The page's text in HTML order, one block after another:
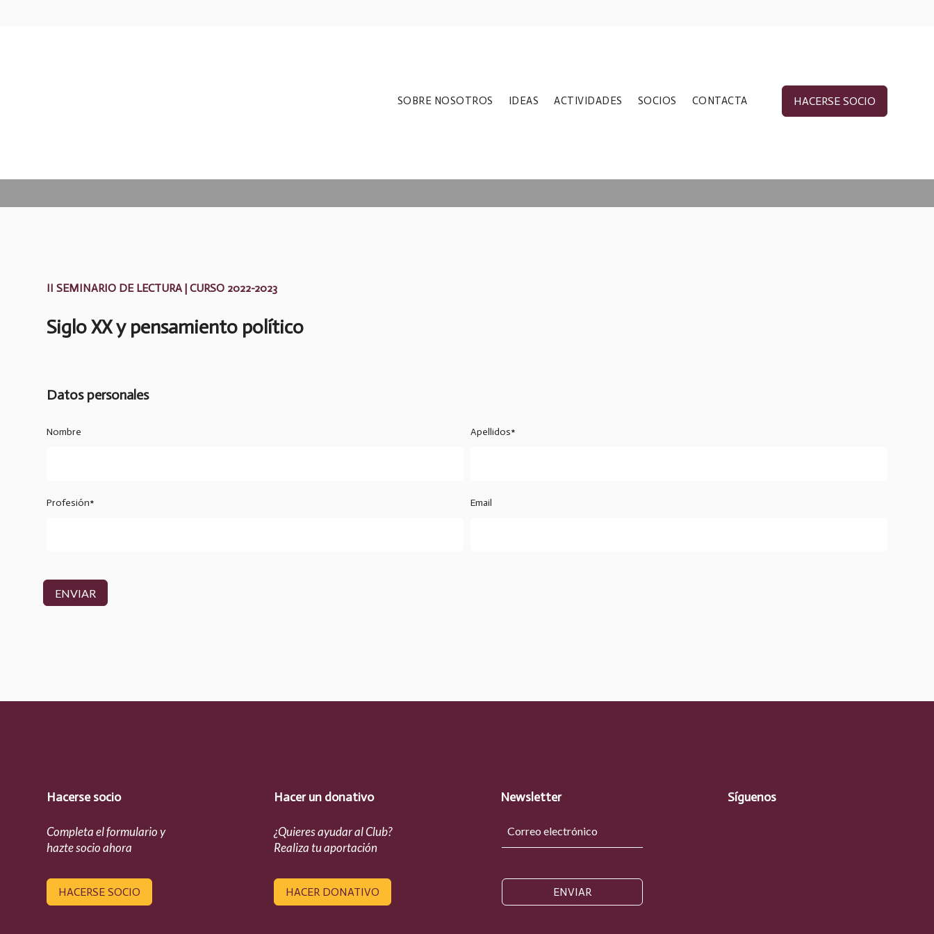
SOBRE NOSOTROS IDEAS ACTIVIDADES SOCIOS CONTACTA HACERSE SOCIO
Inscripciones
II SEMINARIO DE LECTURA | CURSO 2022-2023
Siglo XX y pensamiento político
Datos personales
Nombre Apellidos*
Profesión* Email
ENVIAR
Hacerse socio
Completa el formulario y
hazte socio ahora
HACERSE SOCIO
Hacer un donativo
¿Quieres ayudar al Club?
Realiza tu aportación
HACER DONATIVO
Newsletter
ENVIAR
Síguenos